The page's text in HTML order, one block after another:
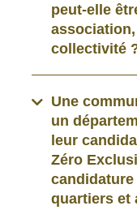
peut-elle
collectivité
Une
un
leur
Zéro
candidature
quartiers et